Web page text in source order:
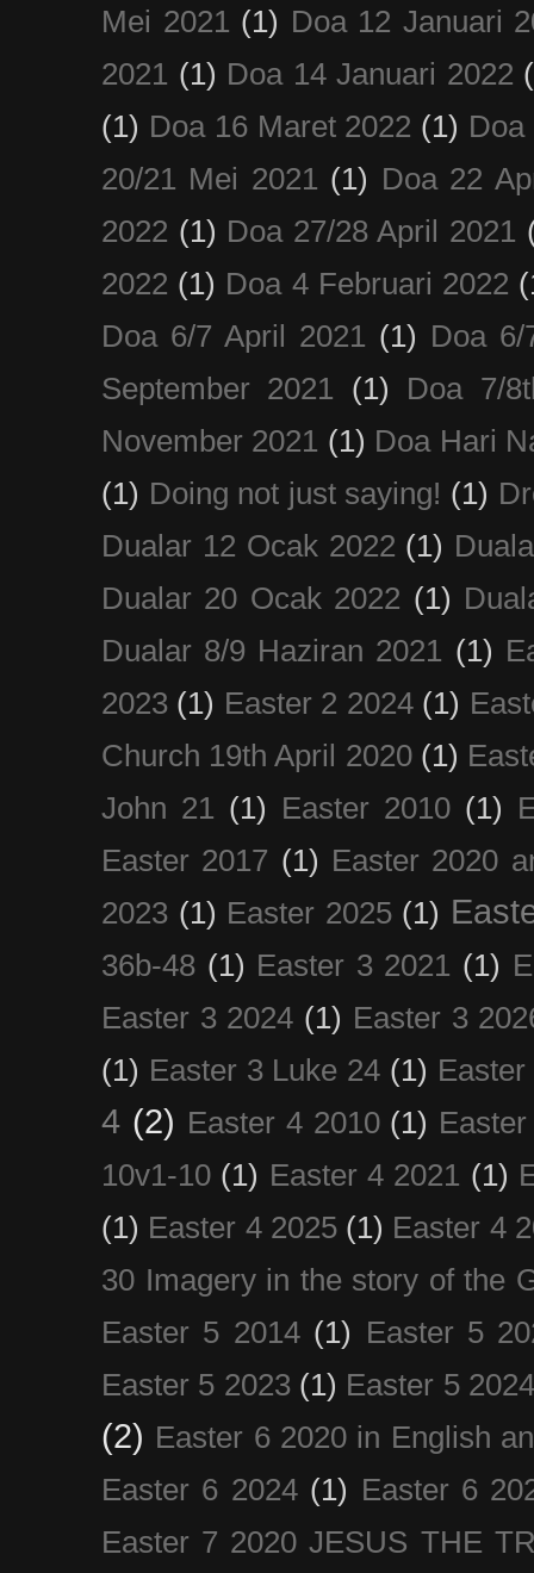
Mei 2021 (1) Doa 12 Januari
2021 (1) Doa 14 Januari 2022
(1) Doa 16 Maret 2022 (1) Doa
20/21 Mei 2021 (1) Doa 22
2022 (1) Doa 27/28 April 2021
2022 (1) Doa 4 Februari 2022
Doa 6/7 April 2021
(1) Doa
September 2021
(1)
Doa 7/
November 2021 (1) Doa Hari
(1) Doing not just saying! (1)
Dualar 12 Ocak 2022 (1)
Dualar 20 Ocak 2022 (1)
Dualar 8/9 Haziran 2021
(1)
2023 (1) Easter 2 2024 (1)
Church 19th April 2020 (1)
John 21
(1) Easter 2010 (1)
Easter 2017 (1) Easter 2020
2023 (1) Easter 2025 (1)
36b-48 (1) Easter 3 2021 (1)
Easter 3 2024 (1) Easter 3
(1) Easter 3 Luke 24 (1)
4 (2) Easter 4 2010 (1)
10v1-10 (1) Easter 4 2021 (1)
(1) Easter 4 2025 (1) Easter 4
30 Imagery in the story of the
Easter 5 2014 (1) Easter 5
Easter 5 2023 (1) Easter 5
(2) Easter 6 2020 in English
Easter 6 2024 (1) Easter 6
Easter 7 2020 JESUS THE